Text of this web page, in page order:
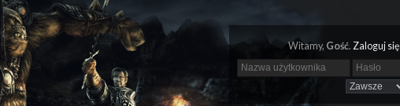
Witamy, Gość. Zaloguj się